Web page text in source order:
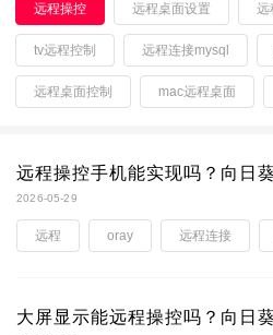
远程操控 远程桌面设置 远
tv远程控制 远程连接mysql
远程桌面控制 mac远程桌面
远程操控手机能实现吗？向日
2026-05-29
远程 oray 远程连接
大屏显示能远程操控吗？向日